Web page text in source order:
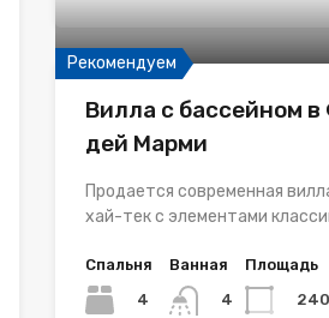
Рекомендуем
Вилла с бассейном
дей Марми
Продается современная
хай-тек с элементами
Спальня
4
Ванная
4
Площадь
240